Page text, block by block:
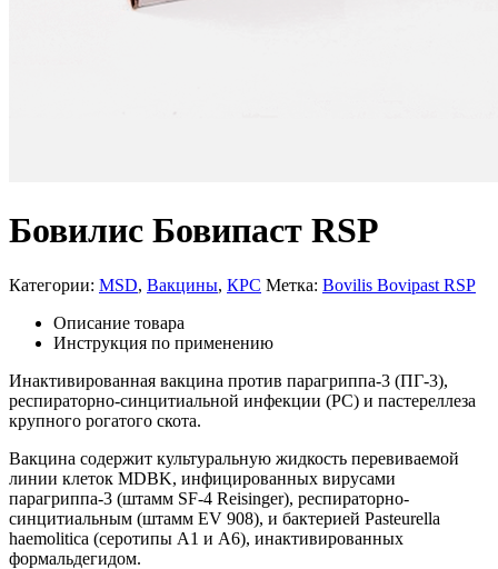
Бовилис Бовипаст RSP
Категории: MSD, Вакцины, КРС Метка: Bovilis Bovipast RSP
Описание товара
Инструкция по применению
Инактивированная вакцина против парагриппа-3 (ПГ-3),
респираторно-синцитиальной инфекции (РС) и пастереллеза
крупного рогатого скота.
Вакцина содержит культуральную жидкость перевиваемой
линии клеток MDBK, инфицированных вирусами
парагриппа-3 (штамм SF-4 Reisinger), респираторно-
синцитиальным (штамм EV 908), и бактерией Pasteurella
haemolitica (серотипы А1 и А6), инактивированных
формальдегидом.